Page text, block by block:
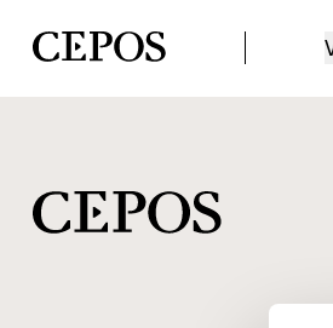
CEPOS logo